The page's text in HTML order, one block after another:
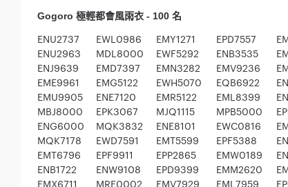
Gogoro 極輕都會風雨衣 - 100 名
ENU2737 EWL0986 EMY1271 EPD7557
ENU2963
MDL8000 EWF5292 ENB3535
ENJ9639
EMD7397 EMN3282 EMV9236
EME9961
EMG5122 EWH5070 EQB6922
EMU9905
ENE7120 EMR5122 EML8399
MBJ8000
EPK3067 MJQ1115 MPB5000
ENG6000
MQK3832 ENE8101 EWC0816
MQK7178
EWD7591 EMT5599 EPF5388
EMT6796
EPF9911 EPP2865 EMW0189
ENB1722
ENW9108 EPD9399 EMM2620
EMX6711
MRE0002 EMV7929 EML7959